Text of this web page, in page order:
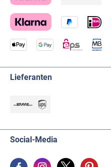
Lieferanten
Social-Media